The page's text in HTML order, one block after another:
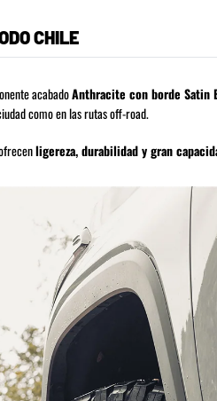
CHILE
acabadoAnthracite con borde Satin
como en las rutas off-road.
ligereza, durabilidad y gran